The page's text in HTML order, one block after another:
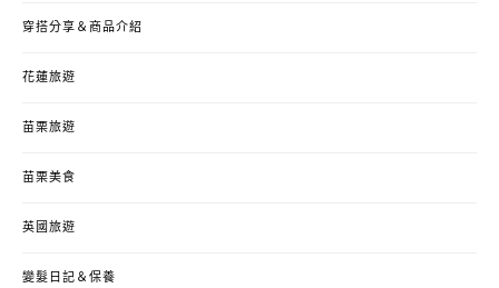
穿搭分享＆商品介紹
花蓮旅遊
苗栗旅遊
苗栗美食
英國旅遊
變髮日記＆保養